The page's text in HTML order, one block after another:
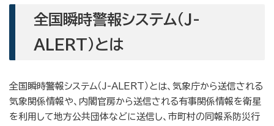
全国瞬時警報システム（J-
ALERT）とは
全国瞬時警報システム（J-ALERT）とは、気象庁から送信される
気象関係情報や、内閣官房から送信される有事関係情報を衛星
を利用して地方公共団体などに送信し、市町村の同報系防災行